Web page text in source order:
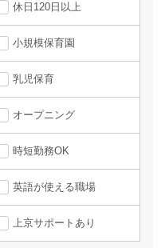
休日120日以上
小規模保育園
乳児保育
オープニング
時短勤務OK
英語が使える職場
上京サポートあり